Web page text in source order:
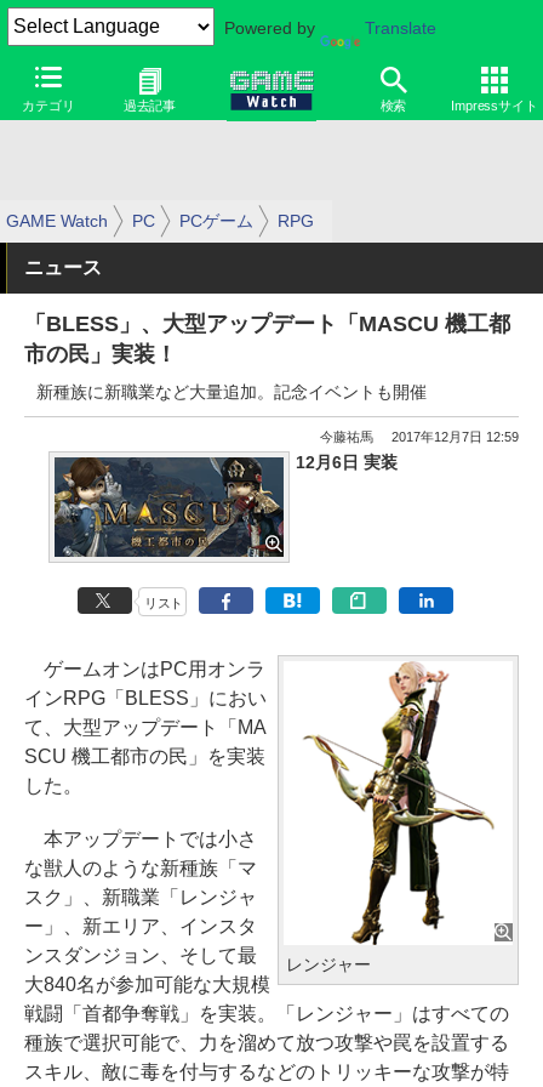
Powered by Translate
カテゴリ 過去記事 検索 Impressサイト
GAME Watch PC PCゲーム RPG
ニュース
「BLESS」、大型アップデート「MASCU 機工都
市の民」実装！
新種族に新職業など大量追加。記念イベントも開催
今藤祐馬 2017年12月7日 12:59
12月6日 実装
リスト
レンジャー
ゲームオンはPC用オンラ
インRPG「BLESS」におい
て、大型アップデート「MA
SCU 機工都市の民」を実装
した。
本アップデートでは小さ
な獣人のような新種族「マ
スク」、新職業「レンジャ
ー」、新エリア、インスタ
ンスダンジョン、そして最
大840名が参加可能な大規模
戦闘「首都争奪戦」を実装。「レンジャー」はすべての
種族で選択可能で、力を溜めて放つ攻撃や罠を設置する
スキル、敵に毒を付与するなどのトリッキーな攻撃が特